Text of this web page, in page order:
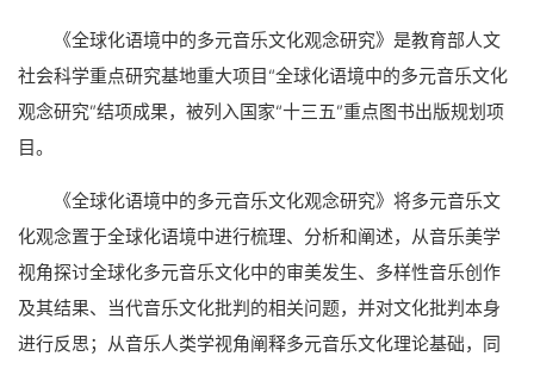
《全球化语境中的多元音乐文化观念研究》是教育部人文
社会科学重点研究基地重大项目“全球化语境中的多元音乐文化
观念研究”结项成果，被列入国家“十三五”重点图书出版规划项
目。
《全球化语境中的多元音乐文化观念研究》将多元音乐文
化观念置于全球化语境中进行梳理、分析和阐述，从音乐美学
视角探讨全球化多元音乐文化中的审美发生、多样性音乐创作
及其结果、当代音乐文化批判的相关问题，并对文化批判本身
进行反思；从音乐人类学视角阐释多元音乐文化理论基础，同